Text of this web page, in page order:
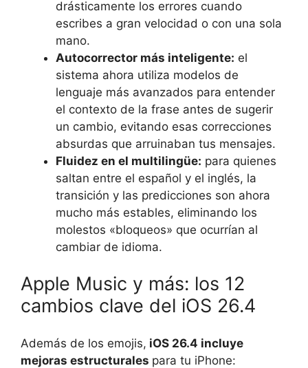
drásticamente los errores cuando
escribes a gran velocidad o con una sola
mano.
Autocorrector más inteligente: el
sistema ahora utiliza modelos de
lenguaje más avanzados para entender
el contexto de la frase antes de sugerir
un cambio, evitando esas correcciones
absurdas que arruinaban tus mensajes.
Fluidez en el multilingüe: para quienes
saltan entre el español y el inglés, la
transición y las predicciones son ahora
mucho más estables, eliminando los
molestos «bloqueos» que ocurrían al
cambiar de idioma.
Apple Music y más: los 12
cambios clave del iOS 26.4
Además de los emojis, iOS 26.4 incluye
mejoras estructurales para tu iPhone: